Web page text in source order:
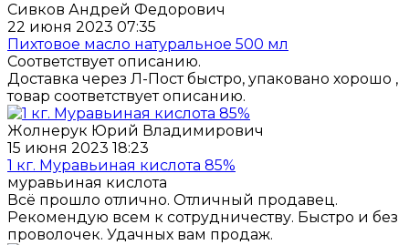
Сивков Андрей Федорович
22 июня 2023 07:35
Пихтовое масло натуральное 500 мл
Соответствует описанию.
Доставка через Л-Пост быстро, упаковано хорошо ,
товар соответствует описанию.
Жолнерук Юрий Владимирович
15 июня 2023 18:23
1 кг. Муравьиная кислота 85%
муравьиная кислота
Всё прошло отлично. Отличный продавец.
Рекомендую всем к сотрудничеству. Быстро и без
проволочек. Удачных вам продаж.